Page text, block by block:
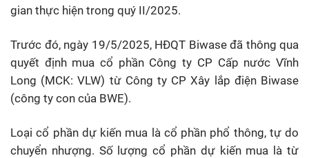
gian thực hiện trong quý II/2025.
Trước đó, ngày 19/5/2025, HĐQT Biwase đã thông qua
quyết định mua cổ phần Công ty CP Cấp nước Vĩnh
Long (MCK: VLW) từ Công ty CP Xây lắp điện Biwase
(công ty con của BWE).
Loại cổ phần dự kiến mua là cổ phần phổ thông, tự do
chuyển nhượng. Số lượng cổ phần dự kiến mua là từ